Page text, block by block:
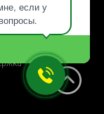
если у
продаж
cookies и